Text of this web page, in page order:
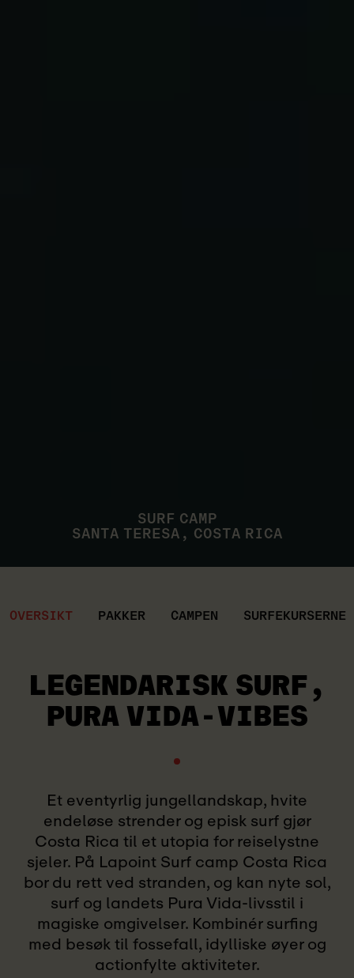
SURF CAMP
SANTA TERESA, COSTA RICA
OVERSIKT PAKKER CAMPEN SURFEKURSERNE
LEGENDARISK SURF ,
PURA VIDA-VIBES
Et eventyrlig jungellandskap, hvite
endeløse strender og episk surf gjør
Costa Rica til et utopia for reiselystne
sjeler. På Lapoint Surf camp Costa Rica
bor du rett ved stranden, og kan nyte sol,
surf og landets Pura Vida-livsstil i
magiske omgivelser. Kombinér surfing
med besøk til fossefall, idylliske øyer og
actionfylte aktiviteter.